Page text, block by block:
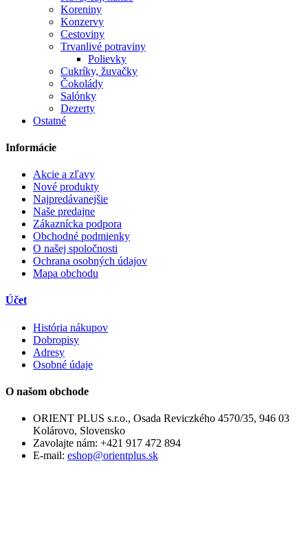
Koreniny
Konzervy
Cestoviny
Trvanlivé potraviny
Polievky
Cukríky, žuvačky
Čokolády
Salónky
Dezerty
Ostatné
Informácie
Akcie a zľavy
Nové produkty
Najpredávanejšie
Naše predajne
Zákaznícka podpora
Obchodné podmienky
O našej spoločnosti
Ochrana osobných údajov
Mapa obchodu
Účet
História nákupov
Dobropisy
Adresy
Osobné údaje
O našom obchode
ORIENT PLUS s.r.o., Osada Reviczkého 4570/35, 946 03
Kolárovo, Slovensko
Zavolajte nám: +421 917 472 894
E-mail: eshop@orientplus.sk